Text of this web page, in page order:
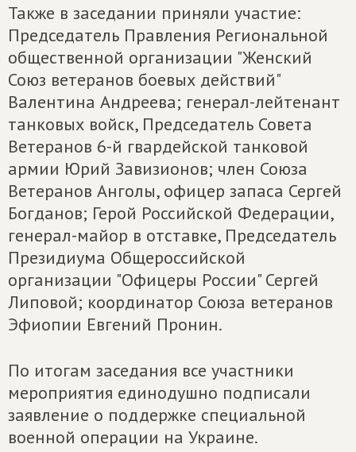
Также в заседании приняли участие:
Председатель Правления Региональной
общественной организации "Женский
Союз ветеранов боевых действий"
Валентина Андреева; генерал-лейтенант
танковых войск, Председатель Совета
Ветеранов 6-й гвардейской танковой
армии Юрий Завизионов; член Союза
Ветеранов Анголы, офицер запаса Сергей
Богданов; Герой Российской Федерации,
генерал-майор в отставке, Председатель
Президиума Общероссийской
организации "Офицеры России" Сергей
Липовой; координатор Союза ветеранов
Эфиопии Евгений Пронин.
По итогам заседания все участники
мероприятия единодушно подписали
заявление о поддержке специальной
военной операции на Украине.